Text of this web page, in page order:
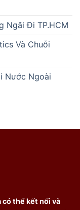
Ngãi Đi TP.HCM
Và Chuỗi
Nước Ngoài
có thể kết nối và